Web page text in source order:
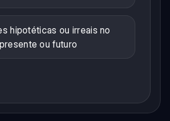
hipotéticas ou irreais no
presente ou futuro